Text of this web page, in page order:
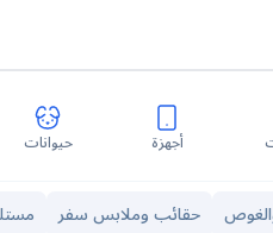
أجهزة حيوانات
حقائب وملابس سفر